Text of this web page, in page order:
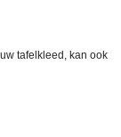
tafelkleed, kan ook